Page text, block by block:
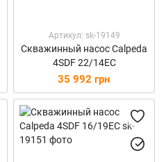
Артикул: sk-19149
Скважинный насос Calpeda
4SDF 22/14EC
35 992 грн